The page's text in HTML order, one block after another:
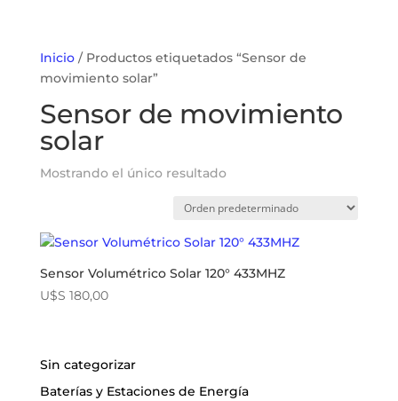
Inicio/ Productos etiquetados “Sensor de
movimiento solar”
Sensor de movimiento
solar
Mostrando el único resultado
Sensor Volumétrico Solar 120° 433MHZ
U$S 180,00
Sin categorizar
Baterías y Estaciones de Energía